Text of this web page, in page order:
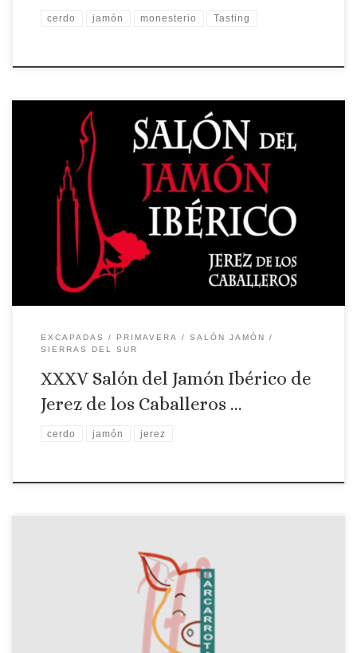
cerdo jamón monesterio Tasting
Salón de Jerez de los Caballeros
EXCAPADAS PRIMAVERA
SALÓN JAMÓN
SIERRAS DEL SUR
XXXV Salón del Jamón Ibérico de
Jerez de los Caballeros …
cerdo jamón jerez
IXX Certamen Gastronómico del Cerdo Ibérico 2024